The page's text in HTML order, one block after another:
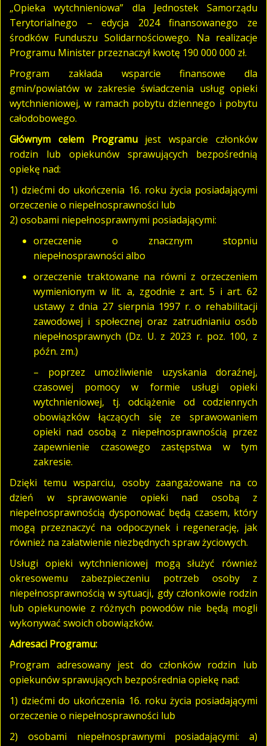
„Opieka wytchnieniowa” dla Jednostek Samorządu
Terytorialnego – edycja 2024 finansowanego ze
środków Funduszu Solidarnościowego. Na realizacje
Programu Minister przeznaczył kwotę 190 000 000 zł.
Program zakłada wsparcie finansowe dla
gmin/powiatów w zakresie świadczenia usług opieki
wytchnieniowej, w ramach pobytu dziennego i pobytu
całodobowego.
Głównym celem Programujest wsparcie członków
rodzin lub opiekunów sprawujących bezpośrednią
opiekę nad:
1) dziećmi do ukończenia 16. roku życia posiadającymi
orzeczenie o niepełnosprawności lub
2) osobami niepełnosprawnymi posiadającymi:
orzeczenie o znacznym stopniu
niepełnosprawności albo
orzeczenie traktowane na równi z orzeczeniem
wymienionym w lit. a, zgodnie z art. 5 i art. 62
ustawy z dnia 27 sierpnia 1997 r. o rehabilitacji
zawodowej i społecznej oraz zatrudnianiu osób
niepełnosprawnych (Dz. U. z 2023 r. poz. 100, z
późn. zm.)
– poprzez umożliwienie uzyskania doraźnej,
czasowej pomocy w formie usługi opieki
wytchnieniowej, tj. odciążenie od codziennych
obowiązków łączących się ze sprawowaniem
opieki nad osobą z niepełnosprawnością przez
zapewnienie czasowego zastępstwa w tym
zakresie.
Dzięki temu wsparciu, osoby zaangażowane na co
dzień w sprawowanie opieki nad osobą z
niepełnosprawnością dysponować będą czasem, który
mogą przeznaczyć na odpoczynek i regenerację, jak
również na załatwienie niezbędnych spraw życiowych.
Usługi opieki wytchnieniowej mogą służyć również
okresowemu zabezpieczeniu potrzeb osoby z
niepełnosprawnością w sytuacji, gdy członkowie rodzin
lub opiekunowie z różnych powodów nie będą mogli
wykonywać swoich obowiązków.
Adresaci Programu:
Program adresowany jest do członków rodzin lub
opiekunów sprawujących bezpośrednia opiekę nad:
1) dziećmi do ukończenia 16. roku życia posiadającymi
orzeczenie o niepełnosprawności lub
2) osobami niepełnosprawnymi posiadającymi: a)